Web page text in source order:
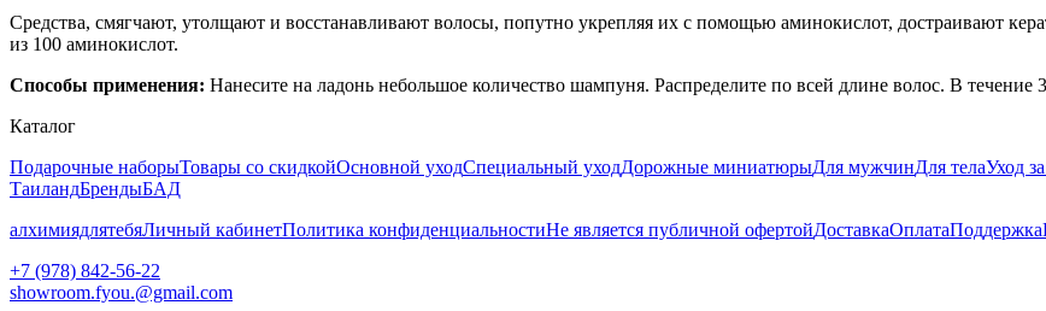
Средства, смягчают, утолщают и восстанавливают волосы, попутно укрепляя их с помощью аминокислот, достраивают
из 100 аминокислот.
Способы применения: Нанесите на ладонь небольшое количество шампуня. Распределите по всей длине волос. В
Каталог
Подарочные наборыТовары со скидкойОсновной уходСпециальный уходДорожные миниатюрыДля мужчинДля телаУход
ТаиландБрендыБАД
алхимиядлятебяЛичный кабинетПолитика конфиденциальностиНе является публичной офертойДоставкаОплатаПоддержка
+7 (978) 842-56-22
showroom.fyou.@gmail.com